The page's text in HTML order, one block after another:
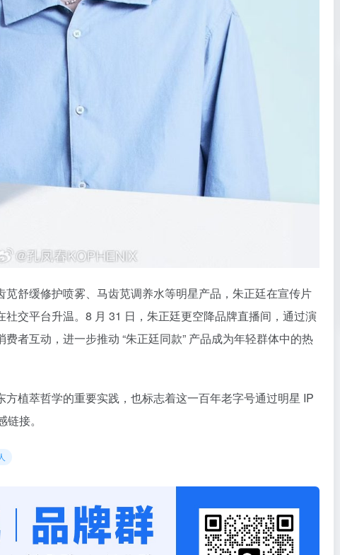
舒缓修护喷雾、马齿苋调养水等明星产品，朱正廷在宣传片
交平台升温。8 月 31 日，朱正廷更空降品牌直播间，通过演
者互动，进一步推动 “朱正廷同款” 产品成为年轻群体中的热
植萃哲学的重要实践，也标志着这一百年老字号通过明星 IP
接。